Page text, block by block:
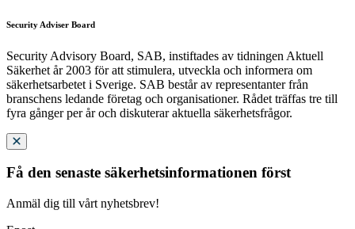
Security Adviser Board
Security Advisory Board, SAB, instiftades av tidningen Aktuell
Säkerhet år 2003 för att stimulera, utveckla och informera om
säkerhetsarbetet i Sverige. SAB består av representanter från
branschens ledande företag och organisationer. Rådet träffas tre till
fyra gånger per år och diskuterar aktuella säkerhetsfrågor.
Få den senaste säkerhetsinformationen först
Anmäl dig till vårt nyhetsbrev!